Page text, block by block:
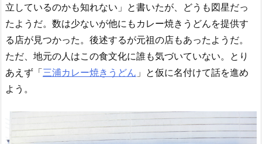
立しているのかも知れない」と書いたが、どうも図星だっ
たようだ。数は少ないが他にもカレー焼きうどんを提供す
る店が見つかった。後述するが元祖の店もあったようだ。
ただ、地元の人はこの食文化に誰も気づいていない。とり
あえず「三浦カレー焼きうどん 」と仮に名付けて話を進め
よう。